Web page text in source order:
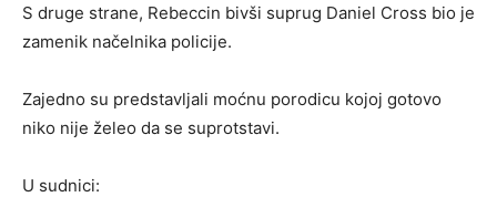
S druge strane, Rebeccin bivši suprug Daniel Cross bio je
zamenik načelnika policije.
Zajedno su predstavljali moćnu porodicu kojoj gotovo
niko nije želeo da se suprotstavi.
U sudnici: